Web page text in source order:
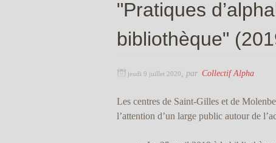
"Pratiques
bibliothèque"
jeudi 9 juillet 2020 par Collectif Alpha
Les centres de Saint-Gilles et de
l’attention d’un large public autour de